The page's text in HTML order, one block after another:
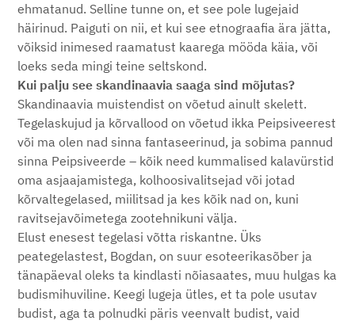
ehmatanud. Selline tunne on, et see pole lugejaid
häirinud. Paiguti on nii, et kui see etnograafia ära jätta,
võiksid inimesed raamatust kaarega mööda käia, või
loeks seda mingi teine seltskond.
Kui palju see skandinaavia saaga sind mõjutas?
Skandinaavia muistendist on võetud ainult skelett.
Tegelaskujud ja kõrvallood on võetud ikka Peipsiveerest
või ma olen nad sinna fantaseerinud, ja sobima pannud
sinna Peipsiveerde – kõik need kummalised kalavürstid
oma asjaajamistega, kolhoosivalitsejad või jotad
kõrvaltegelased, miilitsad ja kes kõik nad on, kuni
ravitsejavõimetega zootehnikuni välja.
Elust enesest tegelasi võtta riskantne. Üks
peategelastest, Bogdan, on suur esoteerikasõber ja
tänapäeval oleks ta kindlasti nõiasaates, muu hulgas ka
budismihuviline. Keegi lugeja ütles, et ta pole usutav
budist, aga ta polnudki päris veenvalt budist, vaid